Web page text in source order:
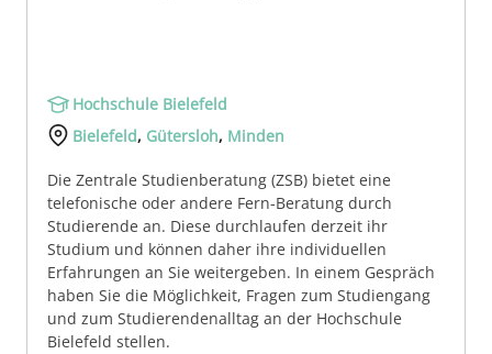
Hochschule Bielefeld
Bielefeld, Gütersloh, Minden
Die Zentrale Studienberatung (ZSB) bietet eine
telefonische oder andere Fern-Beratung durch
Studierende an. Diese durchlaufen derzeit ihr
Studium und können daher ihre individuellen
Erfahrungen an Sie weitergeben. In einem Gespräch
haben Sie die Möglichkeit, Fragen zum Studiengang
und zum Studierendenalltag an der Hochschule
Bielefeld stellen.